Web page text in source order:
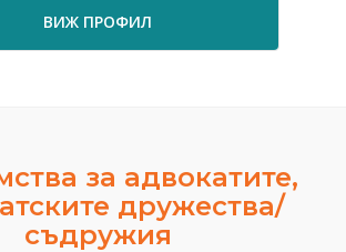
ВИЖ ПРОФИЛ
за адвокатите,
дружества/
съдружия